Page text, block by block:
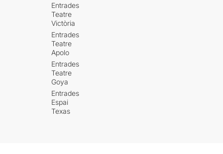
Entrades
Teatre
Victòria
Entrades
Teatre
Apolo
Entrades
Teatre
Goya
Entrades
Espai
Texas